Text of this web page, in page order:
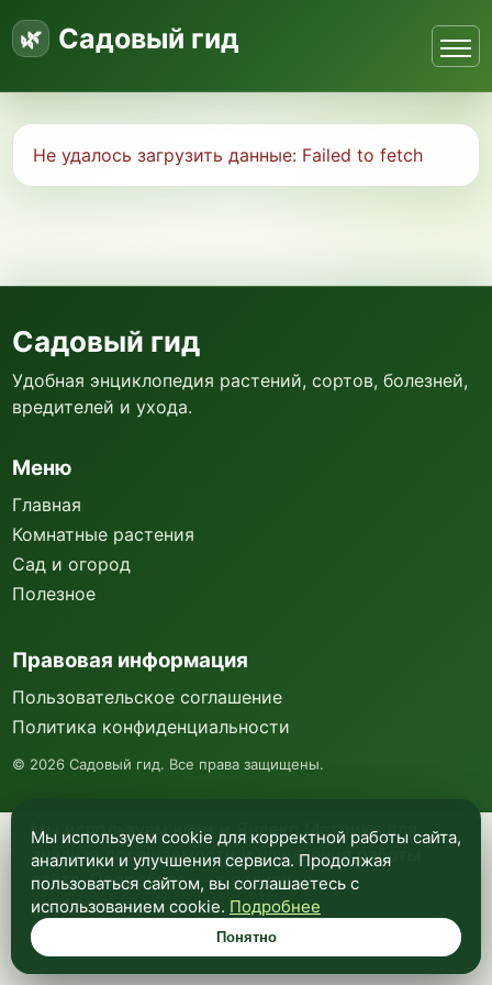
Садовый гид
Не удалось загрузить данные: Failed to fetch
Мы используем куки и Яндекс Метрику для
анализа посещаемости и улучшения работы
сайта. Подробнее —в политике
конфиденциальности.
Понятно
Садовый гид
Удобная энциклопедия растений, сортов, болезней,
вредителей и ухода.
Меню
Главная
Комнатные растения
Сад и огород
Полезное
Правовая информация
Пользовательское соглашение
Политика конфиденциальности
© 2026 Садовый гид. Все права защищены.
Мы используем cookie для корректной работы сайта,
аналитики и улучшения сервиса. Продолжая
пользоваться сайтом, вы соглашаетесь с
использованием cookie. Подробнее
Понятно